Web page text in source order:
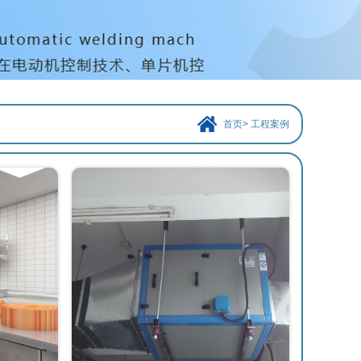
首页> 工程案例